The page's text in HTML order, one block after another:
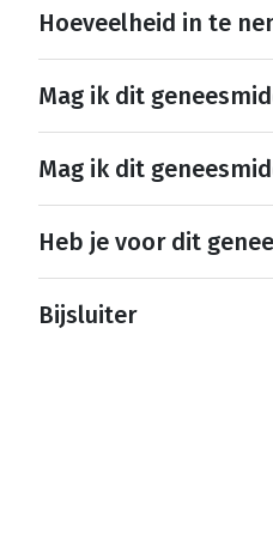
Hoeveelheid in te
Mag ik dit
Mag ik dit
Heb je voor dit
Bijsluiter